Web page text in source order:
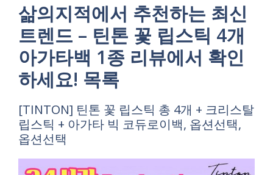
삶의지적에서 추천하는 최신
트렌드 – 틴톤 꽃 립스틱 4개
아가타백 1종 리뷰에서 확인
하세요! 목록
[TINTON] 틴톤 꽃 립스틱 총 4개 + 크리스탈
립스틱 + 아가타 빅 코듀로이백, 옵션선택,
옵션선택